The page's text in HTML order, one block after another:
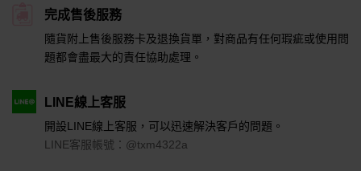
完成售後服務
隨貨附上售後服務卡及退換貨單，對商品有任何瑕疵或使用問
題都會盡最大的責任協助處理。
LINE線上客服
開設LINE線上客服，可以迅速解決客戶的問題。
LINE客服帳號：@txm4322a